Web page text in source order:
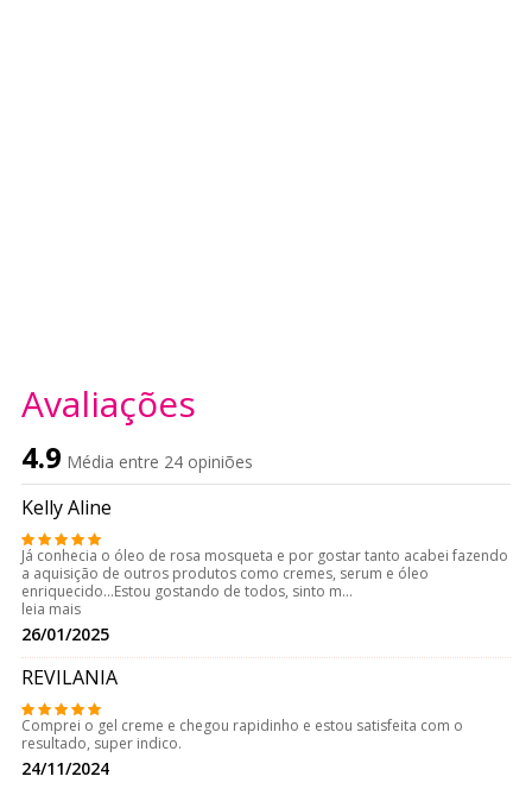
Avaliações
4.9 Média entre 24 opiniões
Kelly Aline
Já conhecia o óleo de rosa mosqueta e por gostar tanto acabei fazendo
a aquisição de outros produtos como cremes, serum e óleo
enriquecido...Estou gostando de todos, sinto m...
leia mais
26/01/2025
REVILANIA
Comprei o gel creme e chegou rapidinho e estou satisfeita com o
resultado, super indico.
24/11/2024